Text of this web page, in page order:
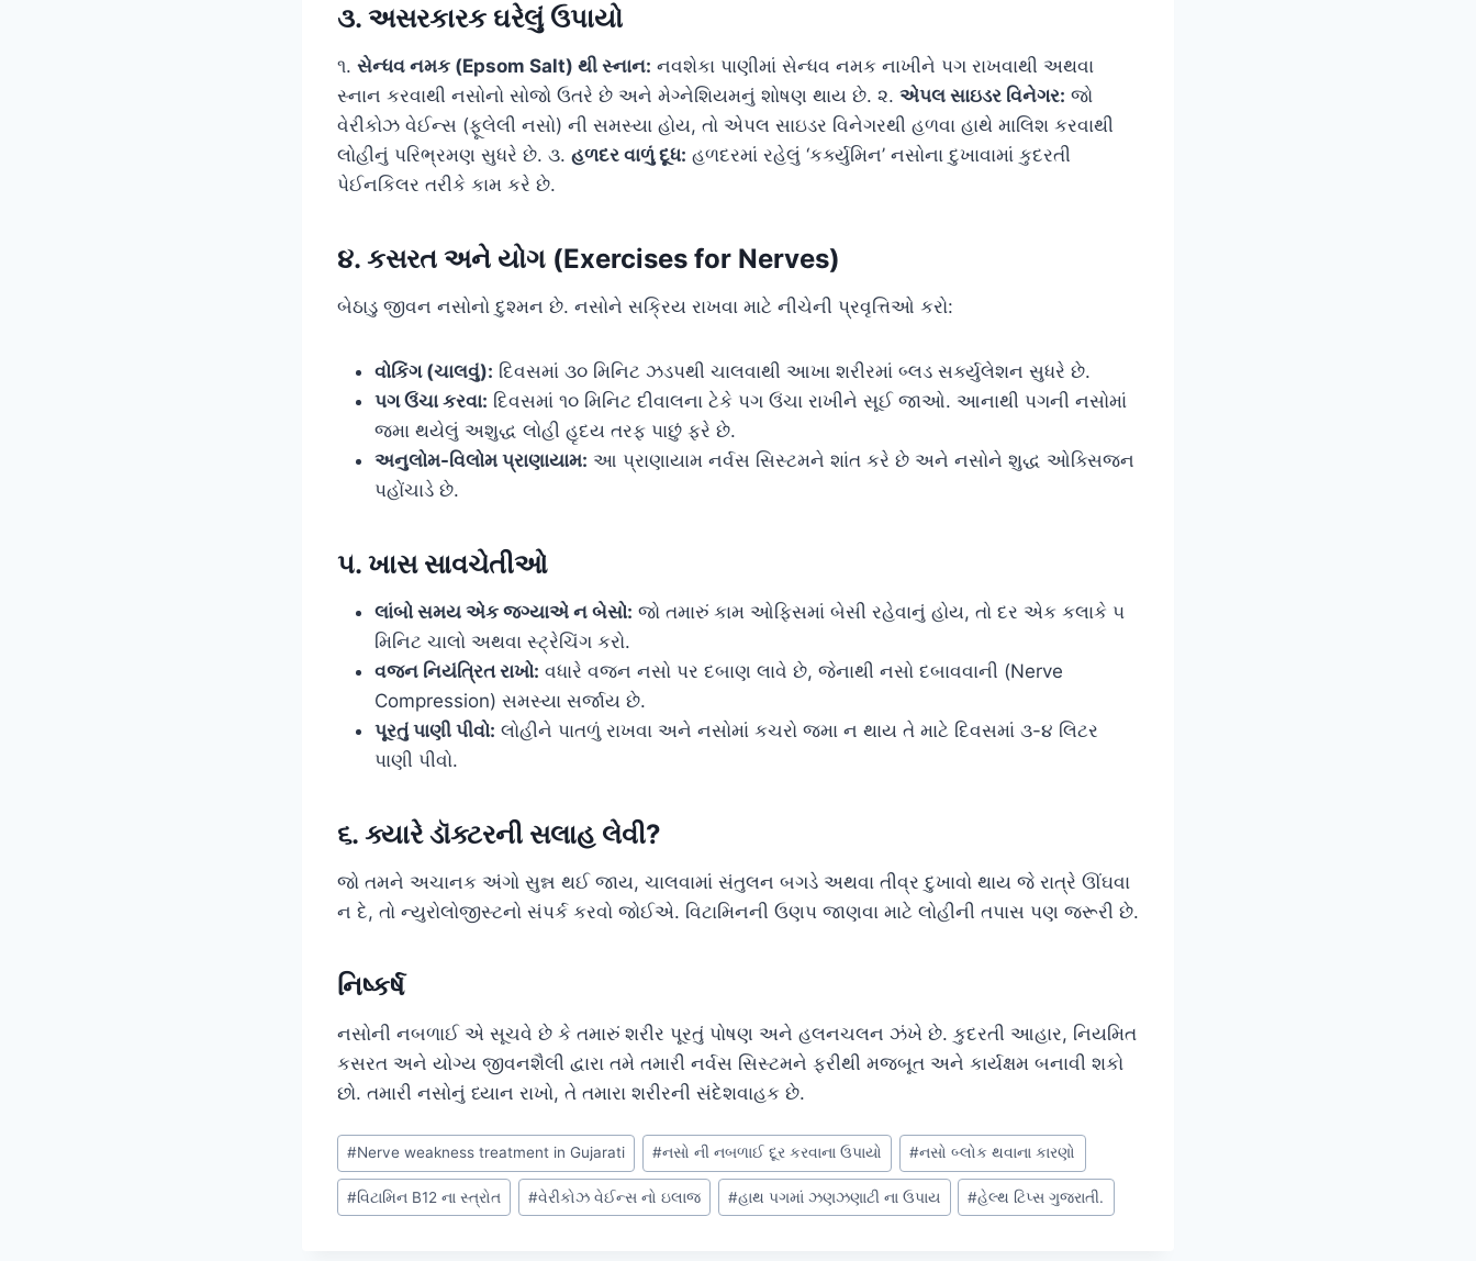
૩. અસરકારક ઘરેલું ઉપાયો
૧. સેન્ધવ નમક (Epsom Salt) થી સ્નાન: નવશેકા પાણીમાં સેન્ધવ નમક નાખીને પગ રાખવાથી અથવા
સ્નાન કરવાથી નસોનો સોજો ઉતરે છે અને મેગ્નેશિયમનું શોષણ થાય છે. ૨. એપલ સાઇડર વિનેગર: જો
વેરીકોઝ વેઈન્સ (ફૂલેલી નસો) ની સમસ્યા હોય, તો એપલ સાઇડર વિનેગરથી હળવા હાથે માલિશ કરવાથી
લોહીનું પરિભ્રમણ સુધરે છે. ૩. હળદર વાળું દૂધ: હળદરમાં રહેલું ‘કર્ક્યુમિન’ નસોના દુખાવામાં કુદરતી
પેઈનકિલર તરીકે કામ કરે છે.
૪. કસરત અને યોગ (Exercises for Nerves)
બેઠાડુ જીવન નસોનો દુશ્મન છે. નસોને સક્રિય રાખવા માટે નીચેની પ્રવૃત્તિઓ કરો:
વોકિંગ (ચાલવું): દિવસમાં ૩૦ મિનિટ ઝડપથી ચાલવાથી આખા શરીરમાં બ્લડ સર્ક્યુલેશન સુધરે છે.
પગ ઉંચા કરવા: દિવસમાં ૧૦ મિનિટ દીવાલના ટેકે પગ ઉંચા રાખીને સૂઈ જાઓ. આનાથી પગની નસોમાં
જમા થયેલું અશુદ્ધ લોહી હૃદય તરફ પાછું ફરે છે.
અનુલોમ-વિલોમ પ્રાણાયામ: આ પ્રાણાયામ નર્વસ સિસ્ટમને શાંત કરે છે અને નસોને શુદ્ધ ઓક્સિજન
પહોંચાડે છે.
૫. ખાસ સાવચેતીઓ
લાંબો સમય એક જગ્યાએ ન બેસો: જો તમારું કામ ઓફિસમાં બેસી રહેવાનું હોય, તો દર એક કલાકે ૫
મિનિટ ચાલો અથવા સ્ટ્રેચિંગ કરો.
વજન નિયંત્રિત રાખો: વધારે વજન નસો પર દબાણ લાવે છે, જેનાથી નસો દબાવવાની (Nerve
Compression) સમસ્યા સર્જાય છે.
પૂરતું પાણી પીવો: લોહીને પાતળું રાખવા અને નસોમાં કચરો જમા ન થાય તે માટે દિવસમાં ૩-૪ લિટર
પાણી પીવો.
૬. ક્યારે ડૉક્ટરની સલાહ લેવી?
જો તમને અચાનક અંગો સુન્ન થઈ જાય, ચાલવામાં સંતુલન બગડે અથવા તીવ્ર દુખાવો થાય જે રાત્રે ઊંઘવા
ન દે, તો ન્યુરોલોજીસ્ટનો સંપર્ક કરવો જોઈએ. વિટામિનની ઉણપ જાણવા માટે લોહીની તપાસ પણ જરૂરી છે.
નિષ્કર્ષ
નસોની નબળાઈ એ સૂચવે છે કે તમારું શરીર પૂરતું પોષણ અને હલનચલન ઝંખે છે. કુદરતી આહાર, નિયમિત
કસરત અને યોગ્ય જીવનશૈલી દ્વારા તમે તમારી નર્વસ સિસ્ટમને ફરીથી મજબૂત અને કાર્યક્ષમ બનાવી શકો
છો. તમારી નસોનું ધ્યાન રાખો, તે તમારા શરીરની સંદેશવાહક છે.
Post
Tags:
#Nerve weakness treatment in Gujarati #નસો ની નબળાઈ દૂર કરવાના ઉપાયો #નસો બ્લોક થવાના કારણો
#વિટામિન B12 ના સ્ત્રોત #વેરીકોઝ વેઈન્સ નો ઇલાજ #હાથ પગમાં ઝણઝણાટી ના ઉપાય #હેલ્થ ટિપ્સ ગુજરાતી.